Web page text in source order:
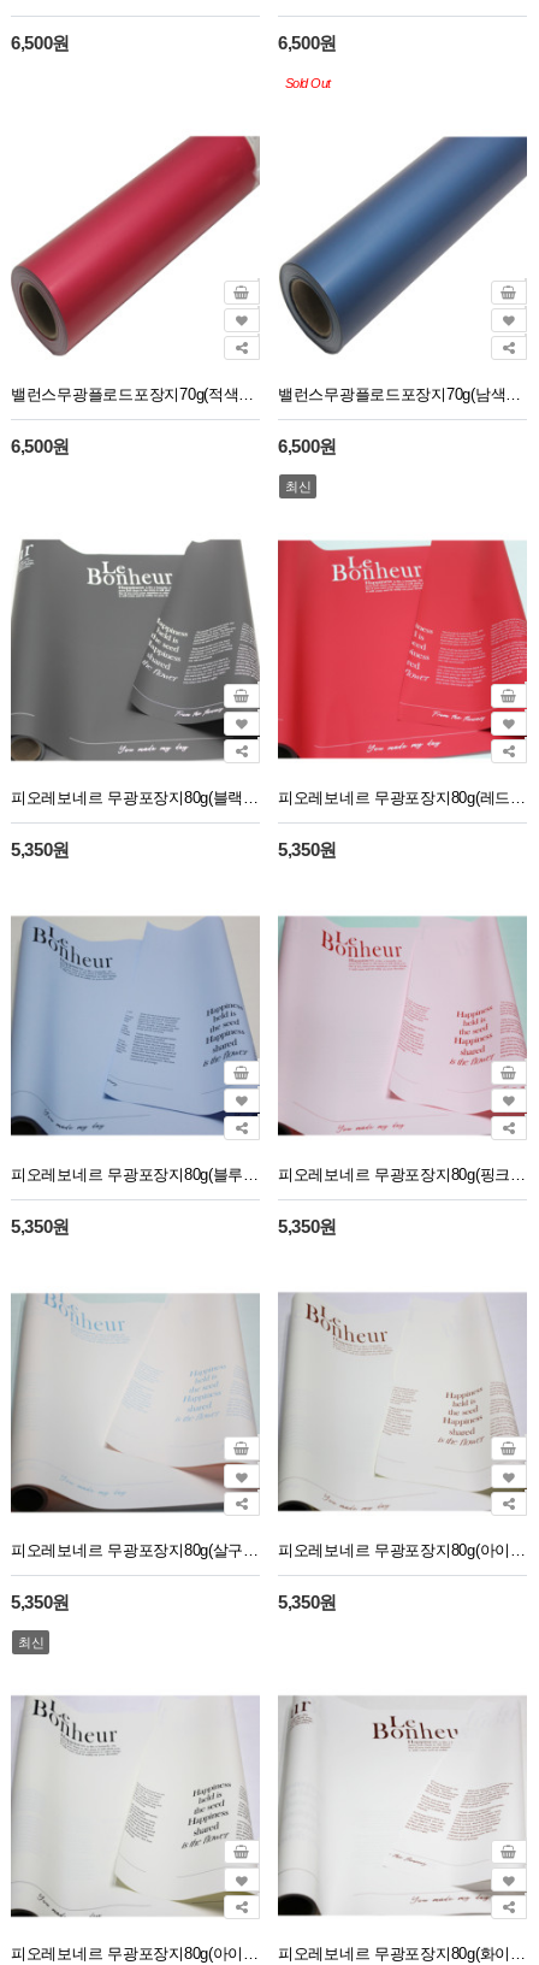
6,500원 6,500원
Sold Out
6,500원 6,500원
최신
5,350원 5,350원
5,350원 5,350원
피오레보네르 무광포장지80g(살구)10M
5,350원
최신
피오레보네르 무광포장지80g(아이보리/브라운)10M
5,350원
피오레보네르 무광포장지80g(아이보리/블랙)10M 피오레보네르 무광포장지80g(화이트/브라운)10M